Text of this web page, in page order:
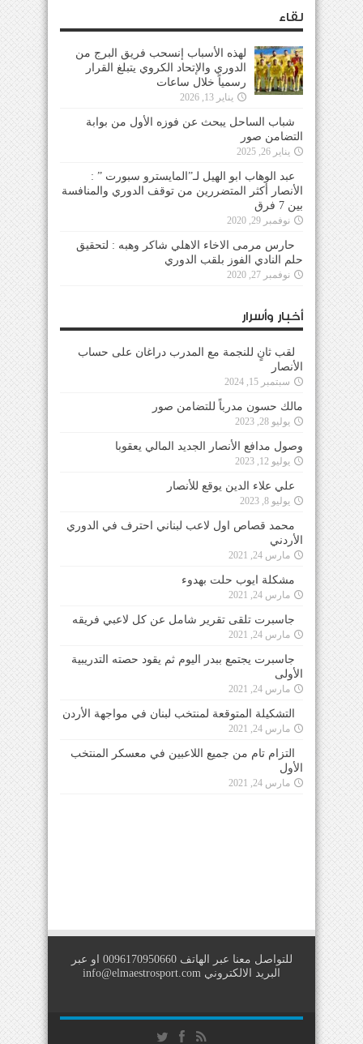
لقاء
لهذه الأسباب إنسحب فريق البرج من
الدوري والإتحاد الكروي يتبلغ القرار
رسمياً خلال ساعات
يناير 13, 2026
شباب الساحل يبحث عن فوزه الأول من بوابة
التضامن صور
يناير 26, 2025
عبد الوهاب ابو الهيل لـ”المايسترو سبورت ” :
الأنصار أكثر المتضررين من توقف الدوري والمنافسة
بين 7 فرق
نوفمبر 29, 2020
حارس مرمى الاخاء الاهلي شاكر وهبه : لتحقيق
حلم النادي الفوز بلقب الدوري
نوفمبر 27, 2020
أخبار وأسرار
لقب ثانٍ للنجمة مع المدرب دراغان على حساب
الأنصار
سبتمبر 15, 2024
مالك حسون مدرباً للتضامن صور
يوليو 28, 2023
وصول مدافع الأنصار الجديد المالي يعقوبا
يوليو 12, 2023
علي علاء الدين يوقع للأنصار
يوليو 8, 2023
محمد قصاص اول لاعب لبناني احترف في الدوري
الأردني
مارس 24, 2021
مشكلة ايوب حلت بهدوء
مارس 24, 2021
جاسبرت تلقى تقرير شامل عن كل لاعبي فريقه
مارس 24, 2021
جاسبرت يجتمع ببدر اليوم ثم يقود حصته التدريبية
الأولى
مارس 24, 2021
التشكيلة المتوقعة لمنتخب لبنان في مواجهة الأردن
مارس 24, 2021
التزام تام من جميع اللاعبين في معسكر المنتخب
الأول
مارس 24, 2021
للتواصل معنا عبر الهاتف 0096170950660 او عبر
البريد الالكتروني info@elmaestrosport.com